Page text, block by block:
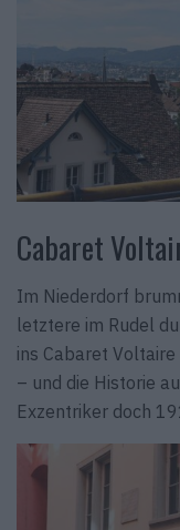
Cabaret
Im Niederdorf
letztere im Rudel
ins Cabaret
– und die Historie
Exzentriker doch